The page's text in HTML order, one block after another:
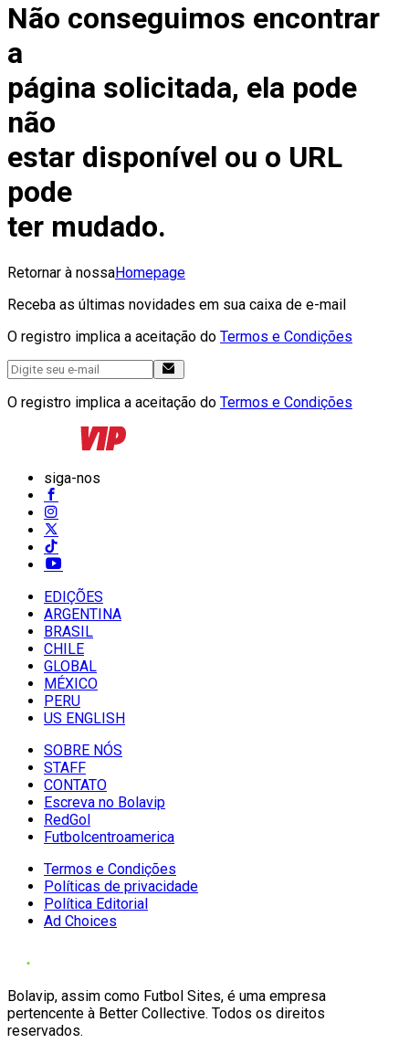
Não conseguimos encontrar
a
página solicitada, ela pode
não
estar disponível ou o URL
pode
ter mudado.
Retornar à nossaHomepage
Receba as últimas novidades em sua caixa de e-mail
O registro implica a aceitação do Termos e Condições
O registro implica a aceitação do Termos e Condições
siga-nos
EDIÇÕES
ARGENTINA
BRASIL
CHILE
GLOBAL
MÉXICO
PERU
US ENGLISH
SOBRE NÓS
STAFF
CONTATO
Escreva no Bolavip
RedGol
Futbolcentroamerica
Termos e Condições
Políticas de privacidade
Política Editorial
Ad Choices
Bolavip, assim como Futbol Sites, é uma empresa
pertencente à Better Collective. Todos os direitos
reservados.